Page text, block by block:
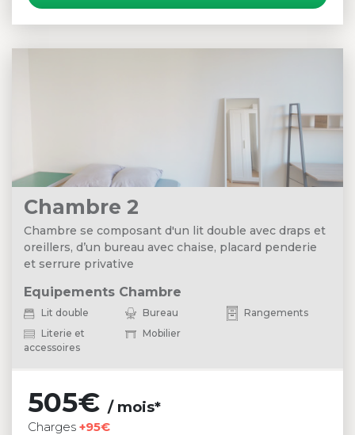
Chambre 2
Chambre se composant d'un lit double avec draps et
oreillers, d’un bureau avec chaise, placard penderie
et serrure privative
Equipements Chambre
Lit double Bureau
Rangements
Literie et
accessoires
Mobilier
505€ / mois*
Charges +95€